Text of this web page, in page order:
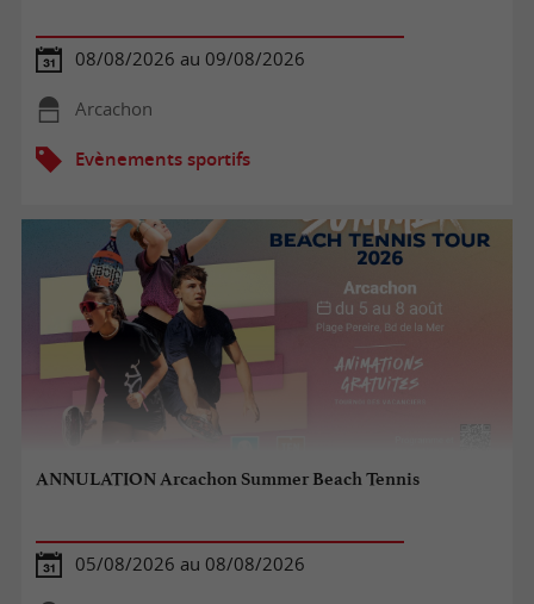
08/08/2026 au 09/08/2026
Arcachon
Evènements sportifs
ANNULATION Arcachon Summer Beach Tennis
05/08/2026 au 08/08/2026